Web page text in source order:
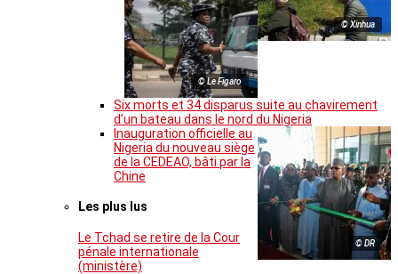
© Xinhua
© Le Figaro
Six morts et 34 disparus suite au chavirement
d’un bateau dans le nord du Nigeria
© DR
Inauguration officielle au
Nigeria du nouveau siège
de la CEDEAO, bâti par la
Chine
Les plus lus
Le Tchad se retire de la Cour
pénale internationale
(ministère)